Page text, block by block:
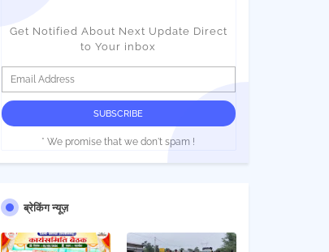
Get Notified About Next Update Direct
to Your inbox
* We promise that we don't spam !
ब्रेकिंग न्यूज़